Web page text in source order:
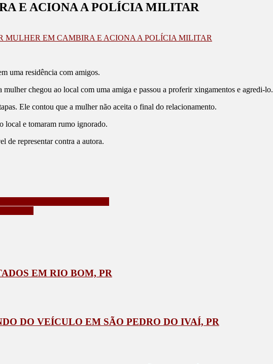
E ACIONA A POLÍCIA MILITAR
MULHER EM CAMBIRA E ACIONA A POLÍCIA MILITAR
uma residência com amigos.
chegou ao local com uma amiga e passou a proferir xingamentos e agredi-lo.
Ele contou que a mulher não aceita o final do relacionamento.
local e tomaram rumo ignorado.
de representar contra a autora.
EM RIO BOM, PR
DO VEÍCULO EM SÃO PEDRO DO IVAÍ, PR